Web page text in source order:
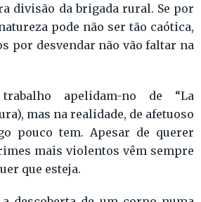
divisão da brigada rural. Se por
pode não ser tão caótica,
por desvendar não vão faltar na
apelidam-no de “La
mas na realidade, de afetuoso
pouco tem. Apesar de querer
mais violentos vêm sempre
que esteja.